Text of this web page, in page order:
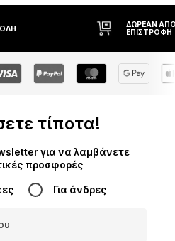
ΔΩΡΕΆΝ ΑΠΟΣΤΟΛΉ*
ΕΠΙΣΤΡΟΦΉ
τίποτα!
για να λαμβάνετε
προσφορές
Για άνδρες